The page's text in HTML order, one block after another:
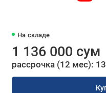
На складе
1 136 000 сум
рассрочка (12 мес):